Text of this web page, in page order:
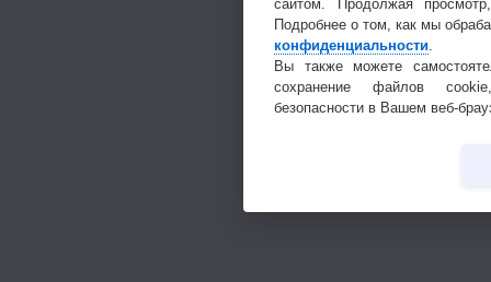
сайтом. Продолжая
Подробнее о том, как мы
конфиденциальности
Вы также можете
сохранение файлов
безопасности в Вашем веб-